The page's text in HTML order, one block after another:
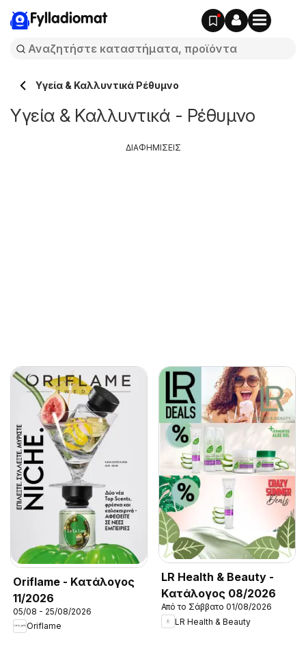
Fylladiomat
Υγεία & Καλλυντικά Ρέθυμνο
Υγεία & Καλλυντικά - Ρέθυμνο
Oriflame - Kατάλογος
11/2026
05/08 - 25/08/2026
Oriflame
LR Health & Beauty -
Kατάλογος 08/2026
Από το Σάββατο 01/08/2026
LR Health & Beauty
ΔΙΑΦΗΜΙΣΕΙΣ